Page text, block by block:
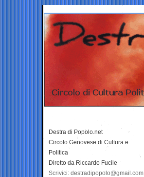
Destra di Popolo.net
Circolo Genovese di Cultura e
Politica
Diretto da Riccardo Fucile
Scrivici: destradipopolo@gmail.com